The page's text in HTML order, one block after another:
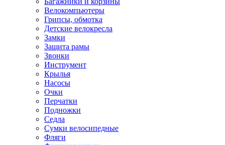
Велокомпьютеры
Грипсы, обмотка
Детские велокресла
Замки
Защита рамы
Звонки
Инструмент
Крылья
Насосы
Очки
Перчатки
Подножки
Седла
Сумки велосипедные
Фляги